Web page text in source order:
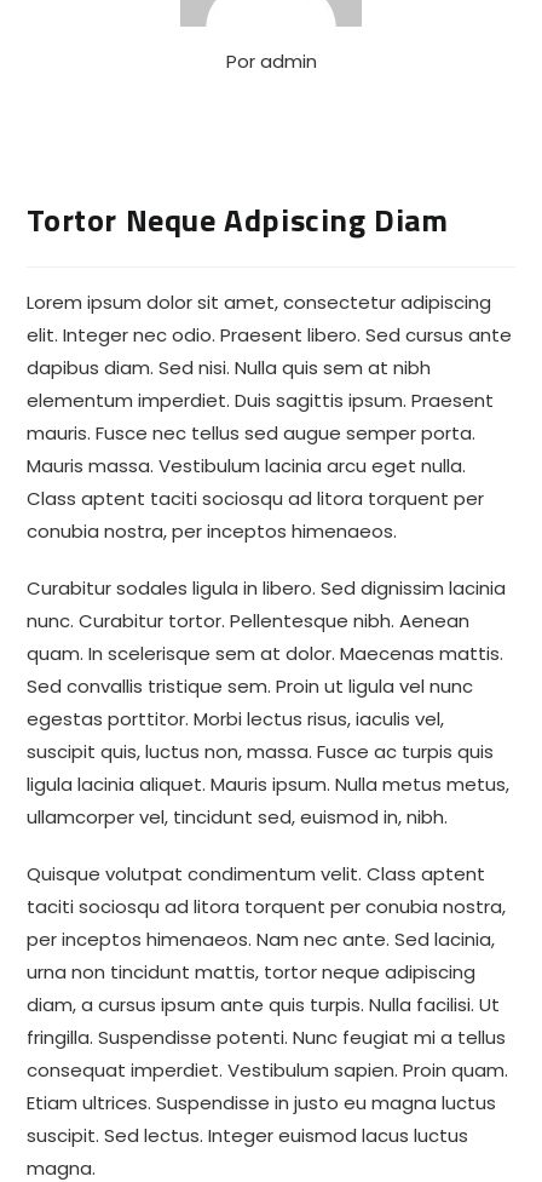
Poradmin
Tortor Neque Adpiscing Diam
Lorem ipsum dolor sit amet, consectetur adipiscing
elit. Integer nec odio. Praesent libero. Sed cursus ante
dapibus diam. Sed nisi. Nulla quis sem at nibh
elementum imperdiet. Duis sagittis ipsum. Praesent
mauris. Fusce nec tellus sed augue semper porta.
Mauris massa. Vestibulum lacinia arcu eget nulla.
Class aptent taciti sociosqu ad litora torquent per
conubia nostra, per inceptos himenaeos.
Curabitur sodales ligula in libero. Sed dignissim lacinia
nunc. Curabitur tortor. Pellentesque nibh. Aenean
quam. In scelerisque sem at dolor. Maecenas mattis.
Sed convallis tristique sem. Proin ut ligula vel nunc
egestas porttitor. Morbi lectus risus, iaculis vel,
suscipit quis, luctus non, massa. Fusce ac turpis quis
ligula lacinia aliquet. Mauris ipsum. Nulla metus metus,
ullamcorper vel, tincidunt sed, euismod in, nibh.
Quisque volutpat condimentum velit. Class aptent
taciti sociosqu ad litora torquent per conubia nostra,
per inceptos himenaeos. Nam nec ante. Sed lacinia,
urna non tincidunt mattis, tortor neque adipiscing
diam, a cursus ipsum ante quis turpis. Nulla facilisi. Ut
fringilla. Suspendisse potenti. Nunc feugiat mi a tellus
consequat imperdiet. Vestibulum sapien. Proin quam.
Etiam ultrices. Suspendisse in justo eu magna luctus
suscipit. Sed lectus. Integer euismod lacus luctus
magna.